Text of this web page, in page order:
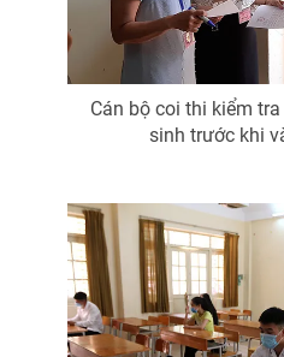
Cán bộ coi thi kiểm
sinh trước khi